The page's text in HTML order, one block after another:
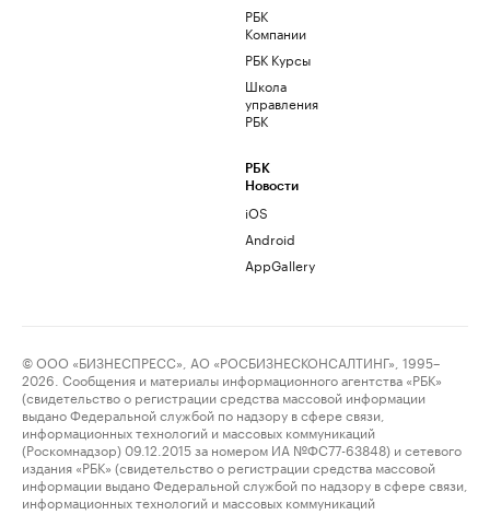
РБК
Компании
РБК Курсы
Школа
управления
РБК
РБК
Новости
iOS
Android
AppGallery
© ООО «БИЗНЕСПРЕСС», АО «РОСБИЗНЕСКОНСАЛТИНГ», 1995–
2026. Сообщения и материалы информационного агентства «РБК»
(свидетельство о регистрации средства массовой информации
выдано Федеральной службой по надзору в сфере связи,
информационных технологий и массовых коммуникаций
(Роскомнадзор) 09.12.2015 за номером ИА №ФС77-63848) и сетевого
издания «РБК» (свидетельство о регистрации средства массовой
информации выдано Федеральной службой по надзору в сфере связи,
информационных технологий и массовых коммуникаций